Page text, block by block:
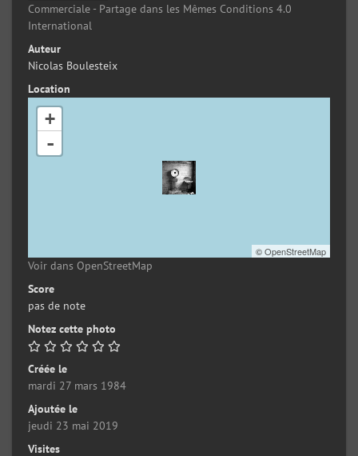
Commerciale - Partage dans les Mêmes Conditions 4.0
International
Auteur
Nicolas Boulesteix
Location
+
-
©OpenStreetMap
Voir dans OpenStreetMap
Score
pas de note
Notez cette photo
Créée le
mardi 27 mars 1984
Ajoutée le
jeudi 23 mai 2019
Visites